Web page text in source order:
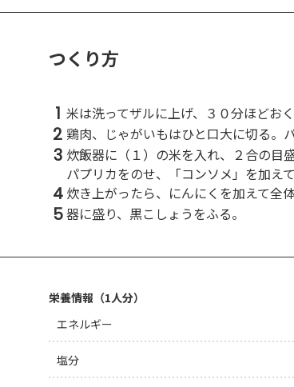
つくり方
1 米は洗ってザルに上げ、３０分ほどお
2 鶏肉、じゃがいもはひと口大に切る。
3 炊飯器に（１）の米を入れ、２合の目
パプリカをのせ、「コンソメ」を加え
4 炊き上がったら、にんにくを加えて全
5器に盛り、黒こしょうをふる。
栄養情報（1人分）
エネルギー
塩分